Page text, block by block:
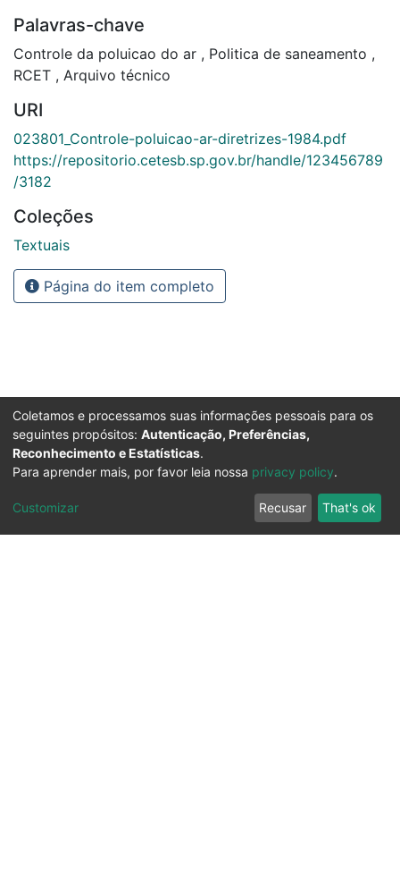
Palavras-chave
Controle da poluicao do ar , Politica de saneamento ,
RCET , Arquivo técnico
URI
023801_Controle-poluicao-ar-diretrizes-1984.pdf
https://repositorio.cetesb.sp.gov.br/handle/123456789
/3182
Coleções
Textuais
Página do item completo
Coletamos e processamos suas informações pessoais para os
seguintes propósitos: Autenticação, Preferências,
Reconhecimento e Estatísticas.
Para aprender mais, por favor leia nossa privacy policy.
Customizar Recusar That's ok